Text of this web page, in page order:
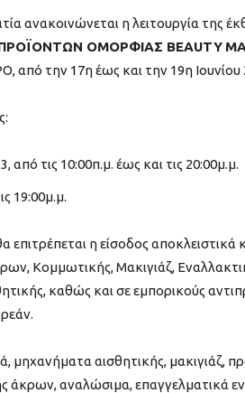
ανακοινώνεται η λειτουργία της
ΟΜΟΡΦΙΑΣ BEAUTY
από την 17η έως και την 19η Ιουνίου
τις 10:00π.μ. έως και τις 20:00μ.μ.
19:00μ.μ.
επιτρέπεται η είσοδος αποκλειστικά
Κομμωτικής, Μακιγιάζ,
καθώς και σε εμπορικούς
αισθητικής, μακιγιάζ,
άκρων, αναλώσιμα, επαγγελματικά